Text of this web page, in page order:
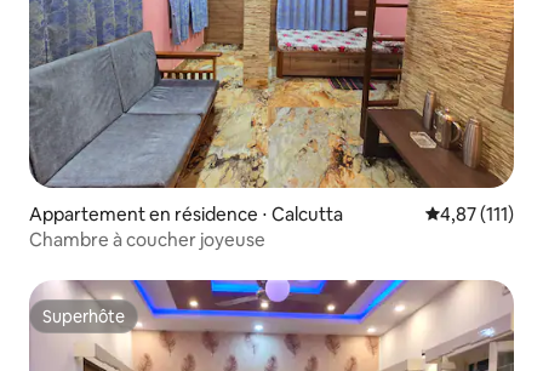
Appartement en résidence ⋅ Calcutta Évaluation
4,87 (111)
Chambre à coucher joyeuse
Superhôte
Superhôte